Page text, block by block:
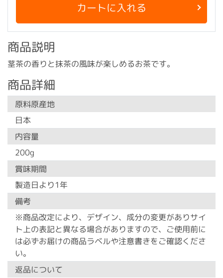
カートに入れる
商品説明
茎茶の香りと抹茶の風味が楽しめるお茶です。
商品詳細
原料原産地
日本
内容量
200g
賞味期間
製造日より1年
備考
※商品改定により、デザイン、成分の変更がありサイ
ト上の表記と異なる場合がありますので、ご使用前に
は必ずお届けの商品ラベルや注意書きをご確認くださ
い。
返品について